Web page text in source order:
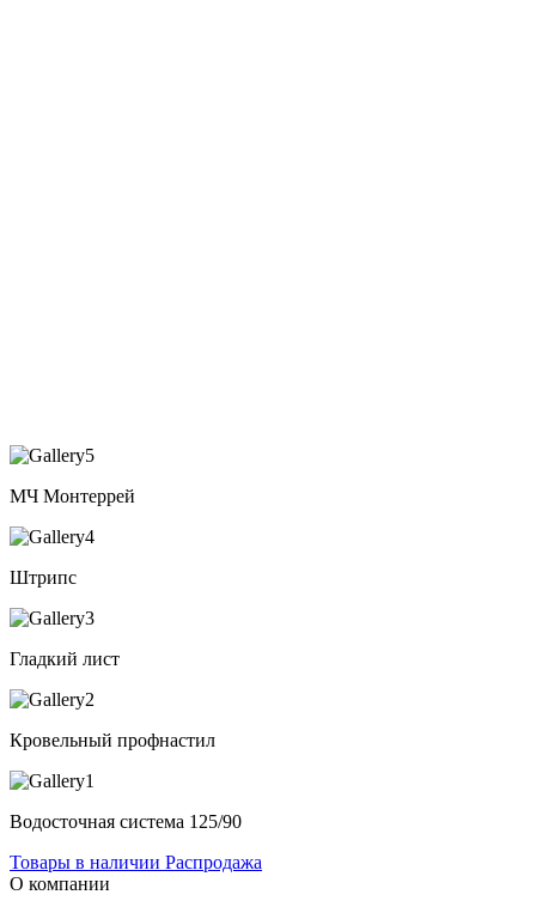
МЧ Монтеррей
Штрипс
Гладкий лист
Кровельный профнастил
Водосточная система 125/90
Товары в наличии Распродажа
О компании